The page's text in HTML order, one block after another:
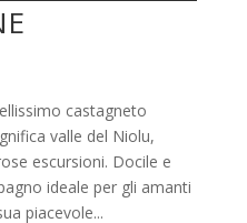
castagneto
valle del Niolu,
escursioni. Docile e
ideale per gli amanti
piacevole...